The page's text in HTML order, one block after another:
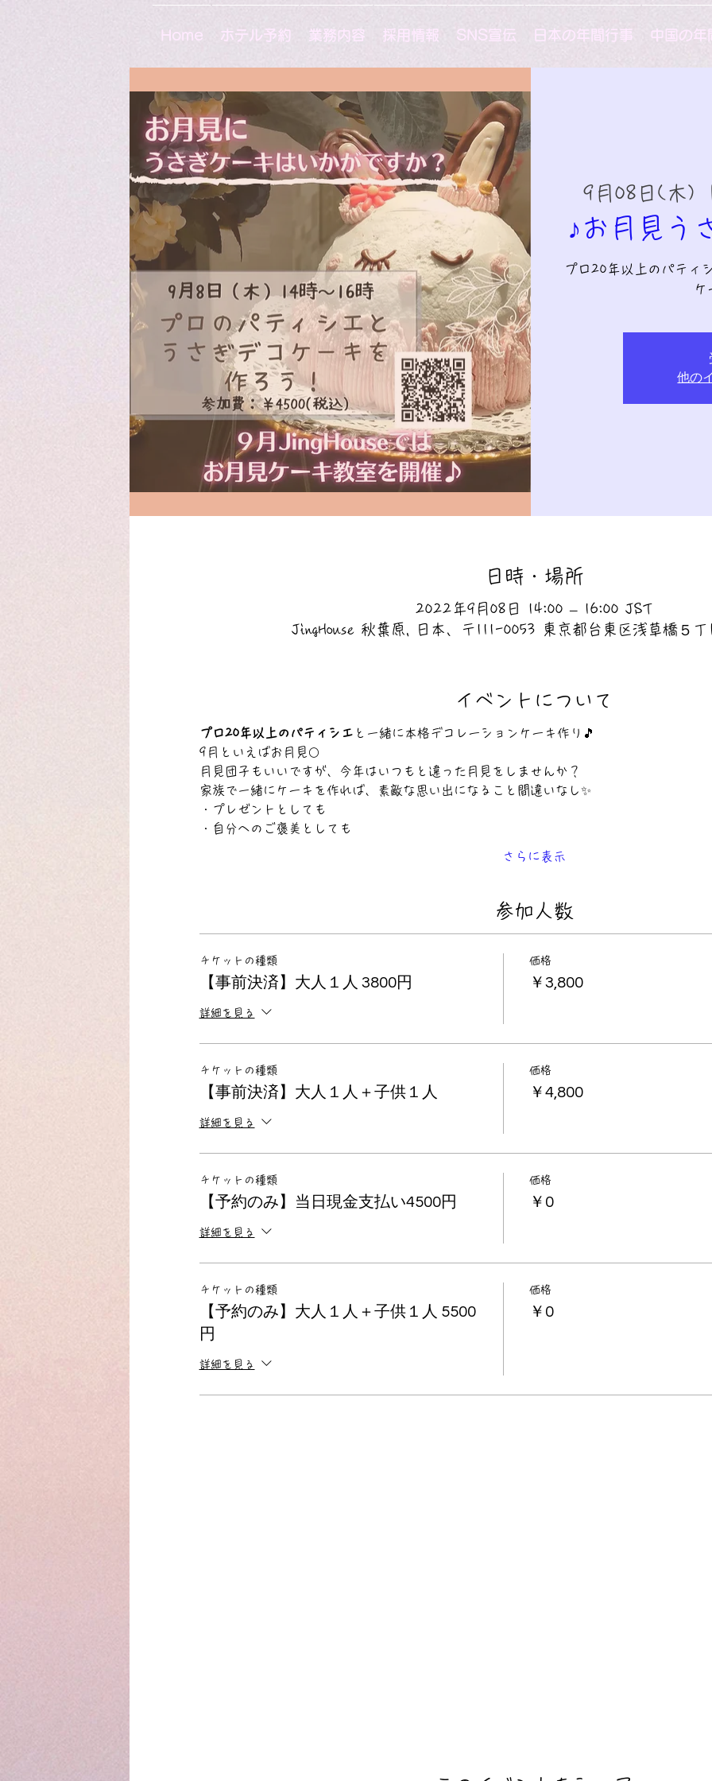
Home ホテル予約 業務内容 採用情報 SNS宣伝 日本の年間行事 中国の年
9月08日(木)
♪お月見う
プロ20年以上のパティ
ケ
他の
日時・場所
2022年9月08日 14:00 – 16:00 JST
JingHouse 秋葉原, 日本、〒111-0053 東京都台東区浅草橋５
イベントについて
プロ20年以上のパティシエ と一緒に本格デコレーションケーキ作り🎵
9月といえばお月見🌕
月見団子もいいですが、今年はいつもと違った月見をしませんか？
家族で一緒にケーキを作れば、素敵な思い出になること間違いなし✨
・プレゼントとしても
・自分へのご褒美としても
さらに表示
参加人数
チケットの種類
【事前決済】大人１人 3800円
詳細を見る
価格
￥3,800
チケットの種類
【事前決済】大人１人＋子供１人
詳細を見る
価格
￥4,800
チケットの種類
【予約のみ】当日現金支払い4500円
詳細を見る
価格
￥0
チケットの種類
【予約のみ】大人１人＋子供１人 5500
円
詳細を見る
価格
￥0